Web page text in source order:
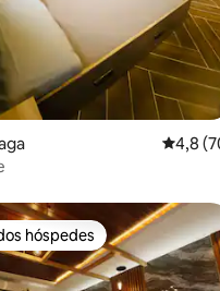
4,8
hóspedes
hóspedes